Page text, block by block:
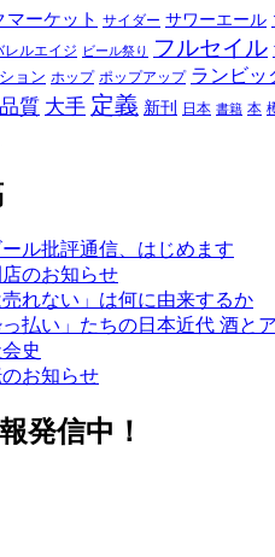
マーケット サイダー サワーエール
レルエイジ ビール祭り フルセイル
ョン ホップ ポップアップ ランビッ
品質 大手 定義 新刊 日本 書籍 本
ル批評通信、はじめます
のお知らせ
売れない」は何に由来するか
払い」たちの日本近代 酒と
史
お知らせ
発信中！